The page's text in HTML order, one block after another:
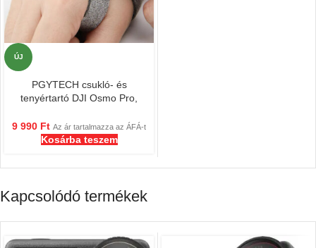
ÚJ
PGYTECH csukló- és
tenyértartó DJI Osmo Pro,
akciókamerákhoz
9 990 Ft Az ár tartalmazza az ÁFÁ-t
Kosárba teszem
Kapcsolódó termékek